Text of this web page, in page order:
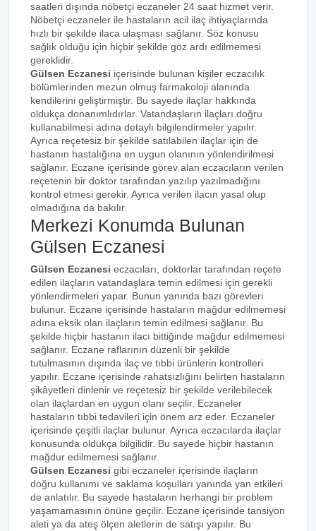
saatleri dışında nöbetçi eczaneler 24 saat hizmet verir.
Nöbetçi eczaneler ile hastaların acil ilaç ihtiyaçlarında
hızlı bir şekilde ilaca ulaşması sağlanır. Söz konusu
sağlık olduğu için hiçbir şekilde göz ardı edilmemesi
gereklidir.
Gülsen Eczanesi içerisinde bulunan kişiler eczacılık
bölümlerinden mezun olmuş farmakoloji alanında
kendilerini geliştirmiştir. Bu sayede ilaçlar hakkında
oldukça donanımlıdırlar. Vatandaşların ilaçları doğru
kullanabilmesi adına detaylı bilgilendirmeler yapılır.
Ayrıca reçetesiz bir şekilde satılabilen ilaçlar için de
hastanın hastalığına en uygun olanının yönlendirilmesi
sağlanır. Eczane içerisinde görev alan eczacıların verilen
reçetenin bir doktor tarafından yazılıp yazılmadığını
kontrol etmesi gerekir. Ayrıca verilen ilacın yasal olup
olmadığına da bakılır.
Merkezi Konumda Bulunan
Gülsen Eczanesi
Gülsen Eczanesi eczacıları, doktorlar tarafından reçete
edilen ilaçların vatandaşlara temin edilmesi için gerekli
yönlendirmeleri yapar. Bunun yanında bazı görevleri
bulunur. Eczane içerisinde hastaların mağdur edilmemesi
adına eksik olan ilaçların temin edilmesi sağlanır. Bu
şekilde hiçbir hastanın ilacı bittiğinde mağdur edilmemesi
sağlanır. Eczane raflarının düzenli bir şekilde
tutulmasının dışında ilaç ve tıbbi ürünlerin kontrolleri
yapılır. Eczane içerisinde rahatsızlığını belirten hastaların
şikâyetleri dinlenir ve reçetesiz bir şekilde verilebilecek
olan ilaçlardan en uygun olanı seçilir. Eczaneler
hastaların tıbbi tedavileri için önem arz eder. Eczaneler
içerisinde çeşitli ilaçlar bulunur. Ayrıca eczacılarda ilaçlar
konusunda oldukça bilgilidir. Bu sayede hiçbir hastanın
mağdur edilmemesi sağlanır.
Gülsen Eczanesi gibi eczaneler içerisinde ilaçların
doğru kullanımı ve saklama koşulları yanında yan etkileri
de anlatılır. Bu sayede hastaların herhangi bir problem
yaşamamasının önüne geçilir. Eczane içerisinde tansiyon
aleti ya da ateş ölçen aletlerin de satışı yapılır. Bu